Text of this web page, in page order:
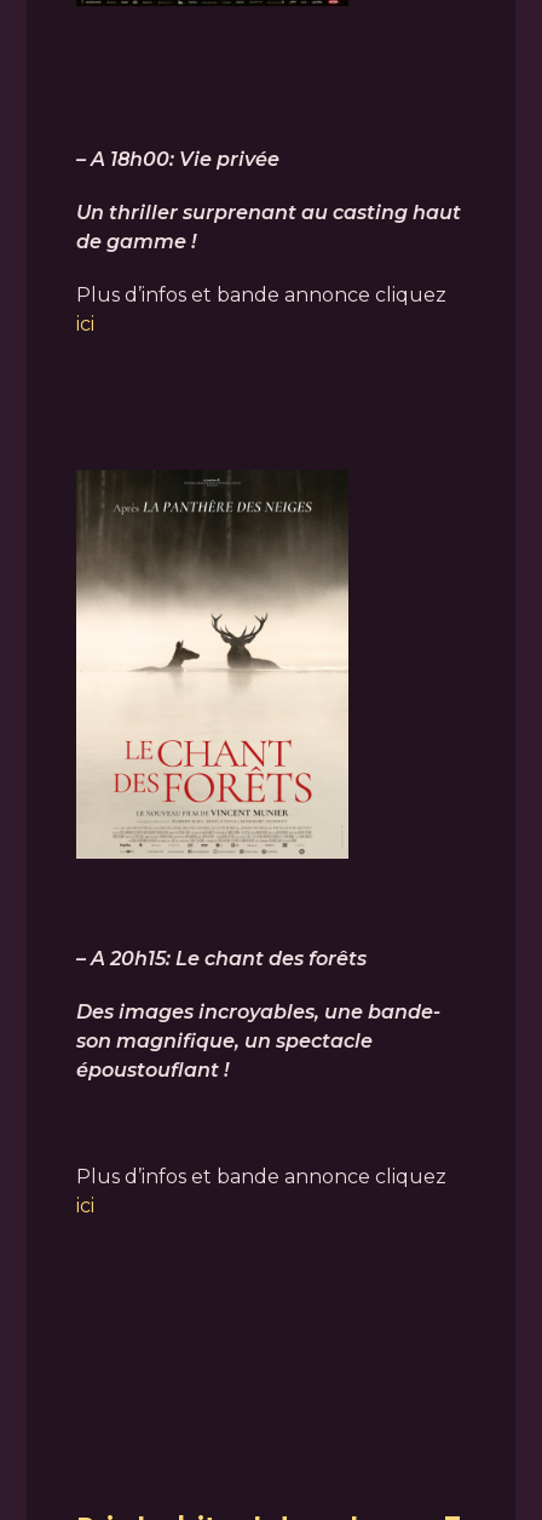
– A 18h00: Vie privée
Un thriller surprenant au casting haut
de gamme !
Plus d’infos et bande annonce cliquez
ici
– A 20h15: Le chant des forêts
Des images incroyables, une bande-
son magnifique, un spectacle
époustouflant !
Plus d’infos et bande annonce cliquez
ici